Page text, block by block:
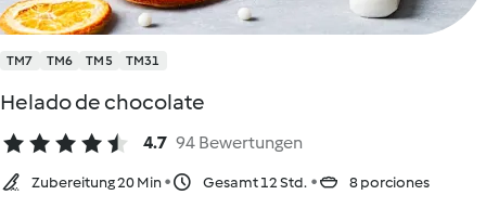
TM7 TM6 TM5 TM31
Helado de chocolate
4.7 94 Bewertungen
Zubereitung 20 Min Gesamt 12 Std. 8 porciones